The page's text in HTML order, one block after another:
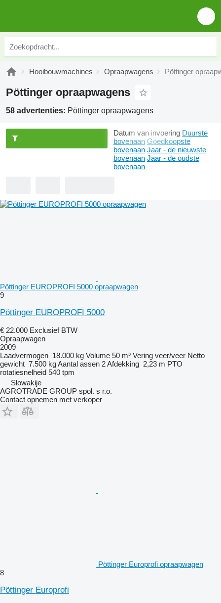
Hooibouwmachines Opraapwagens Pöttinger
Pöttinger opraapwagens
58 advertenties: Pöttinger opraapwagens
Datum van invoering Duurste
bovenaan Goedkoopste
bovenaan Jaar - de nieuwste
bovenaan Jaar - de oudste
bovenaan
Pöttinger EUROPROFI 5000 opraapwagen
9
Pöttinger EUROPROFI 5000
€ 22.000 Exclusief BTW
Opraapwagen
2009
Laadvermogen 18.000 kg Volume 50 m³ Vering veer/veer Netto
gewicht 7.500 kgAantal assen 2Afdekking 2,23 m PTO
rotatiesnelheid 540 tpm
Slowakije
AGROTRADE GROUP spol. s r.o.
Contact opnemen met verkoper
Pöttinger Europrofi opraapwagen
8
Pöttinger Europrofi